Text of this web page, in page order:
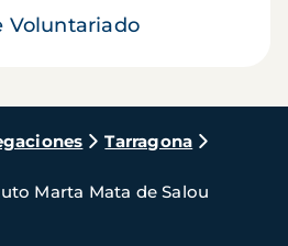
Voluntariado
Tarragona
Marta Mata de Salou